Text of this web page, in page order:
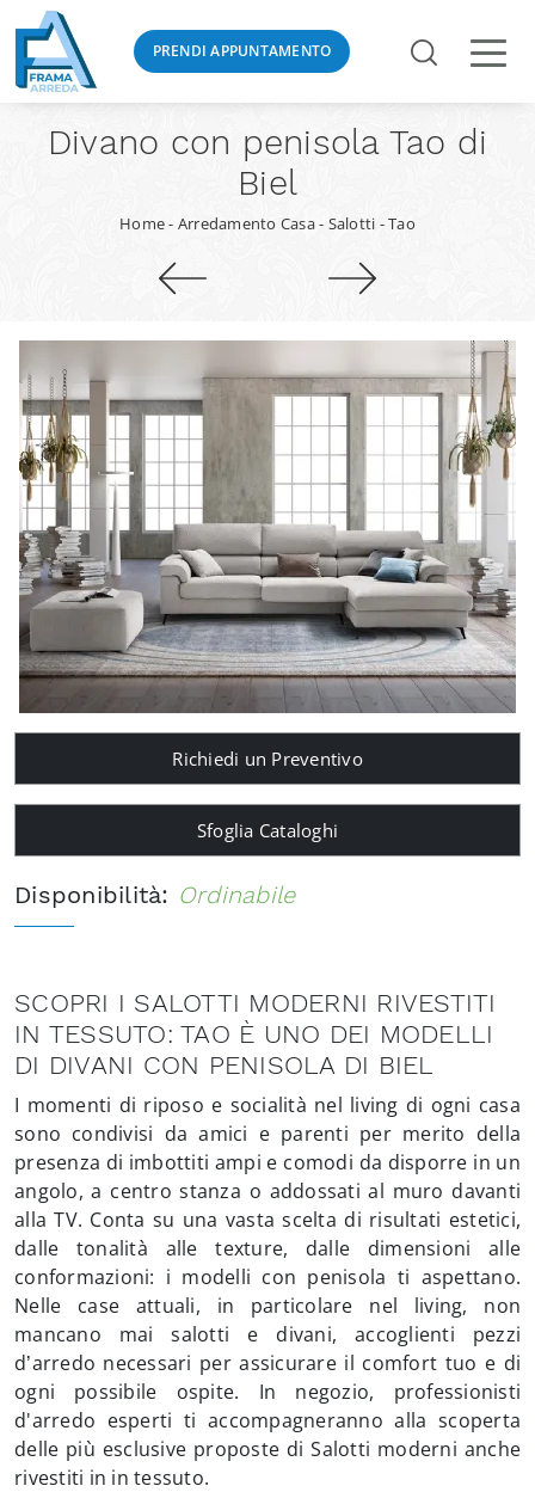
PRENDI APPUNTAMENTO
Divano con penisola Tao di
Biel
Home- Arredamento Casa- Salotti -Tao
Richiedi un Preventivo
Sfoglia Cataloghi
Disponibilità: Ordinabile
SCOPRI I SALOTTI MODERNI RIVESTITI
IN TESSUTO: TAO È UNO DEI MODELLI
DI DIVANI CON PENISOLA DI BIEL
I momenti di riposo e socialità nel living di ogni casa
sono condivisi da amici e parenti per merito della
presenza di imbottiti ampi e comodi da disporre in un
angolo, a centro stanza o addossati al muro davanti
alla TV. Conta su una vasta scelta di risultati estetici,
dalle tonalità alle texture, dalle dimensioni alle
conformazioni: i modelli con penisola ti aspettano.
Nelle case attuali, in particolare nel living, non
mancano mai salotti e divani, accoglienti pezzi
d’arredo necessari per assicurare il comfort tuo e di
ogni possibile ospite. In negozio, professionisti
d'arredo esperti ti accompagneranno alla scoperta
delle più esclusive proposte di Salotti moderni anche
rivestiti in in tessuto.